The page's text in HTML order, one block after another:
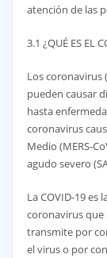
atención de las
3.1 ¿QUÉ ES EL
Los coronavirus
pueden causar
hasta
coronavirus
Medio (MERS-
agudo severo
La COVID-19 es
coronavirus que
transmite por
el virus o por